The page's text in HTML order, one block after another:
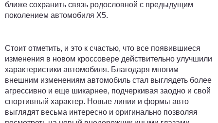
ближе сохранить связь родословной с предыдущим
поколением автомобиля Х5.
Стоит отметить, и это к счастью, что все появившиеся
изменения в новом кроссовере действительно улучшили
характеристики автомобиля. Благодаря многим
внешним изменениям автомобиль стал выглядеть более
агрессивно и еще шикарнее, подчеркивая заодно и свой
спортивный характер. Новые линии и формы авто
выглядят весьма интересно и оригинально позволяя